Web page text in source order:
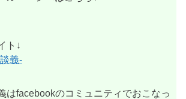
ト↓
義-
はfacebookのコミュニティでおこなっ